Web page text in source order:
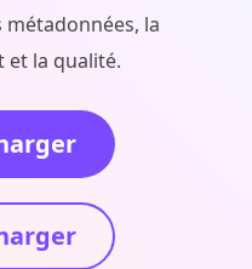
la
et la qualité.